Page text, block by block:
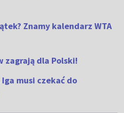
Znamy kalendarz WTA
zagrają dla Polski!
musi czekać do